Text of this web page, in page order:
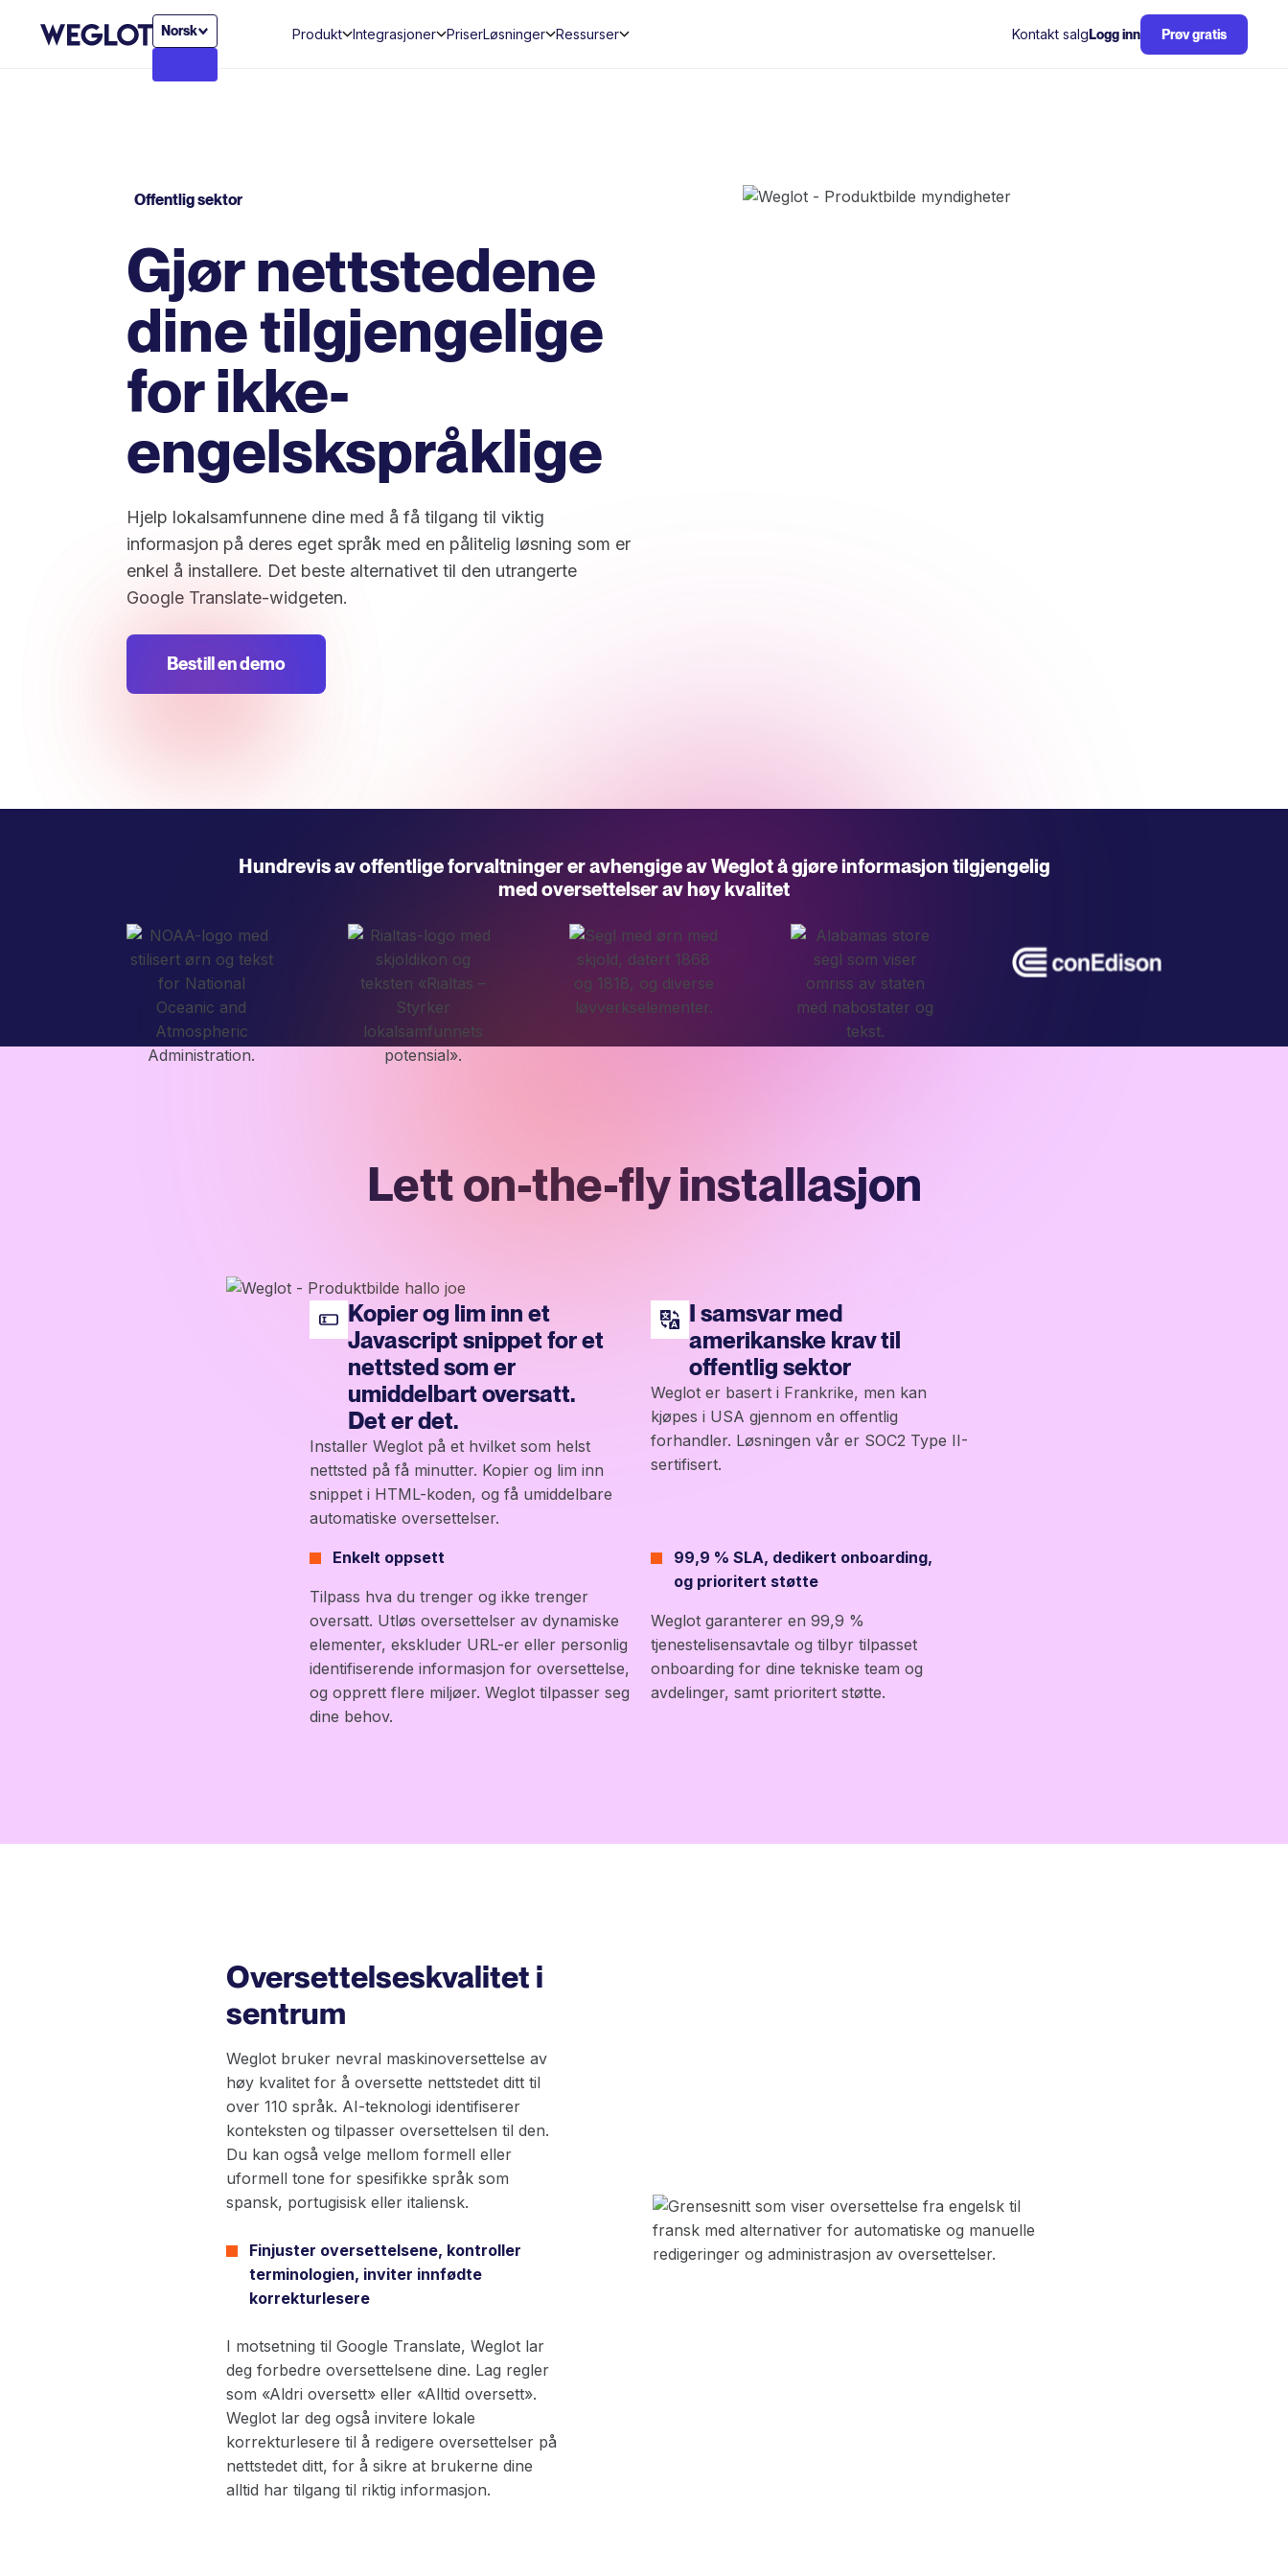
Norsk Produkt Integrasjoner PriserLøsninger Ressurser Kontakt salg Logg inn Prøv gratis
Offentlig sektor
Gjør nettstedene
dine tilgjengelige
for ikke-
engelskspråklige
Hjelp lokalsamfunnene dine med å få tilgang til viktig
informasjon på deres eget språk med en pålitelig løsning som er
enkel å installere. Det beste alternativet til den utrangerte
Google Translate-widgeten.
Bestill en demo
Hundrevis av offentlige forvaltninger er avhengige av Weglot å gjøre informasjon tilgjengelig
med oversettelser av høy kvalitet
Lett on-the-fly installasjon
Kopier og lim inn et
Javascript snippet for et
nettsted som er
umiddelbart oversatt.
Det er det.
Installer Weglot på et hvilket som helst
nettsted på få minutter. Kopier og lim inn
snippet i HTML-koden, og få umiddelbare
automatiske oversettelser.
I samsvar med
amerikanske krav til
offentlig sektor
Weglot er basert i Frankrike, men kan
kjøpes i USA gjennom en offentlig
forhandler. Løsningen vår er SOC2 Type II-
sertifisert.
Enkelt oppsett
Tilpass hva du trenger og ikke trenger
oversatt. Utløs oversettelser av dynamiske
elementer, ekskluder URL-er eller personlig
identifiserende informasjon for oversettelse,
og opprett flere miljøer. Weglot tilpasser seg
dine behov.
99,9 % SLA, dedikert onboarding,
og prioritert støtte
Weglot garanterer en 99,9 %
tjenestelisensavtale og tilbyr tilpasset
onboarding for dine tekniske team og
avdelinger, samt prioritert støtte.
Oversettelseskvalitet i
sentrum
Weglot bruker nevral maskinoversettelse av
høy kvalitet for å oversette nettstedet ditt til
over 110 språk. AI-teknologi identifiserer
konteksten og tilpasser oversettelsen til den.
Du kan også velge mellom formell eller
uformell tone for spesifikke språk som
spansk, portugisisk eller italiensk.
Finjuster oversettelsene, kontroller
terminologien, inviter innfødte
korrekturlesere
I motsetning til Google Translate, Weglot lar
deg forbedre oversettelsene dine. Lag regler
som «Aldri oversett» eller «Alltid oversett».
Weglot lar deg også invitere lokale
korrekturlesere til å redigere oversettelser på
nettstedet ditt, for å sikre at brukerne dine
alltid har tilgang til riktig informasjon.